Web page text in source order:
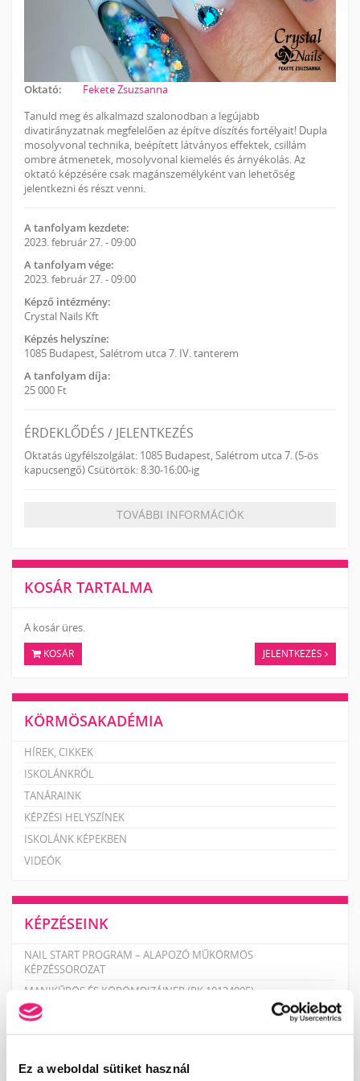
Ez a weboldal sütiket használ
Oktató:
Fekete Zsuzsanna
Tanuld meg és alkalmazd szalonodban a legújabb
divatirányzatnak megfelelően az építve díszítés fortélyait! Dupla
mosolyvonal technika, beépített látványos effektek, csillám
ombre átmenetek, mosolyvonal kiemelés és árnyékolás. Az
oktató képzésére csak magánszemélyként van lehetőség
jelentkezni és részt venni.
A tanfolyam kezdete:
2023. február 27. - 09:00
A tanfolyam vége:
2023. február 27. - 09:00
Képző intézmény:
Crystal Nails Kft
Képzés helyszíne:
1085 Budapest, Salétrom utca 7. IV. tanterem
A tanfolyam díja:
25 000 Ft
ÉRDEKLŐDÉS / JELENTKEZÉS
Oktatás ügyfélszolgálat: 1085 Budapest, Salétrom utca 7. (5-ös
kapucsengő) Csütörtök: 8:30-16:00-ig
TOVÁBBI INFORMÁCIÓK
KOSÁR TARTALMA
A kosár üres.
KOSÁR JELENTKEZÉS
KÖRMÖSAKADÉMIA
HÍREK, CIKKEK
ISKOLÁNKRÓL
TANÁRAINK
KÉPZÉSI HELYSZÍNEK
ISKOLÁNK KÉPEKBEN
VIDEÓK
KÉPZÉSEINK
NAIL START PROGRAM – ALAPOZÓ MŰKÖRMÖS
KÉPZÉSSOROZAT
MANIKŰRÖS ÉS KÖRÖMDIZÁJNER (PK 10124005)
PEDIKŰRÖS KÉPZÉSEK KEZDŐKNEK
TECHNIKAI TOVÁBBKÉPZÉSEK SZAKMABELIEKNEK
PEDIKŰR TOVÁBBKÉPZÉSEK SZAKMABELIEKNEK